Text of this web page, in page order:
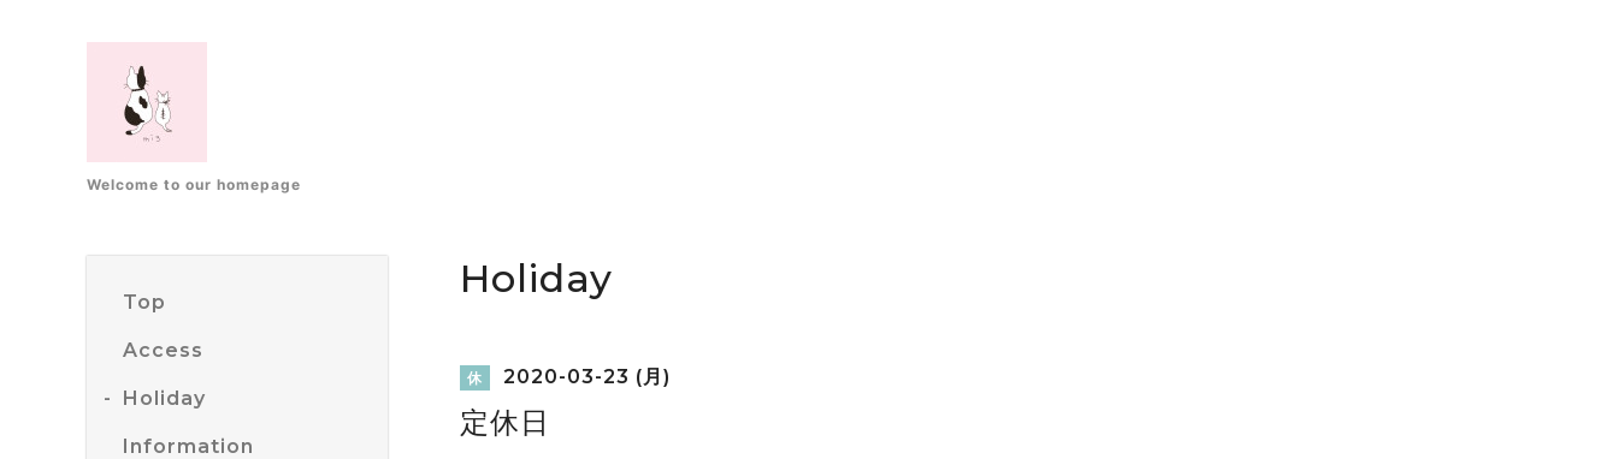
Welcome to our homepage
Top
Access
Holiday
Information
Holiday
休 2020-03-23 (月)
定休日